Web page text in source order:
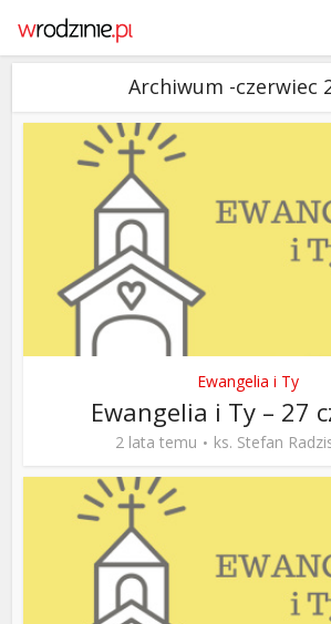
Archiwum -czerwiec
Ewangelia i Ty
Ewangelia i Ty – 27
2 lata temu ks. Stefan